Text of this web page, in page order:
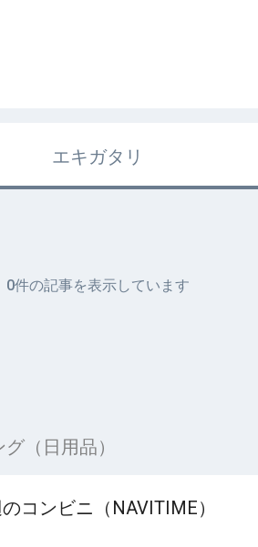
エキガタリ
0件の記事を表示しています
（日用品）
コンビニ（NAVITIME）